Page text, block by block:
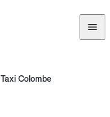
Taxi Colombe